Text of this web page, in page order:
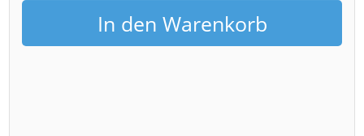
in
Dresden
MengeIn den Warenkorb